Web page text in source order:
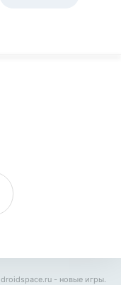
droidspace.ru - новые игры.